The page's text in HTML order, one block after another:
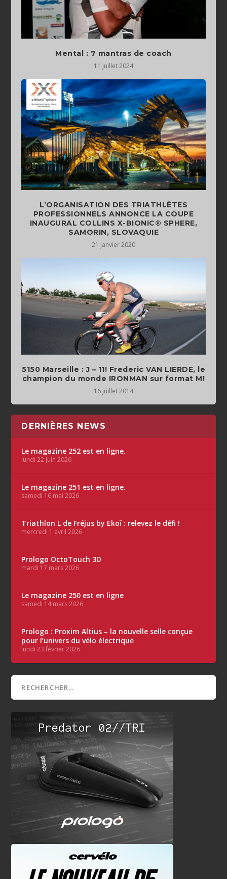
Mental : 7 mantras de coach
11 juillet 2024
L’ORGANISATION DES TRIATHLÈTES
PROFESSIONNELS ANNONCE LA COUPE
INAUGURAL COLLINS X-BIONIC® SPHERE,
SAMORIN, SLOVAQUIE
21 janvier 2020
5150 Marseille : J – 11! Frederic VAN LIERDE, le
champion du monde IRONMAN sur format M!
16 juillet 2014
DERNIÈRES NEWS
Le magazine 252 est en ligne.
lundi 22 juin 2026
Le magazine 251 est en ligne.
samedi 16 mai 2026
Triathlon L de Fréjus by Ekoï : relevez le défi !
mercredi 1 avril 2026
Prologo OctoTouch 3D
mardi 17 mars 2026
Le magazine 250 est en ligne
samedi 14 mars 2026
Prologo : Proxim Altius – la nouvelle selle conçue
pour l’univers du vélo électrique
lundi 23 février 2026